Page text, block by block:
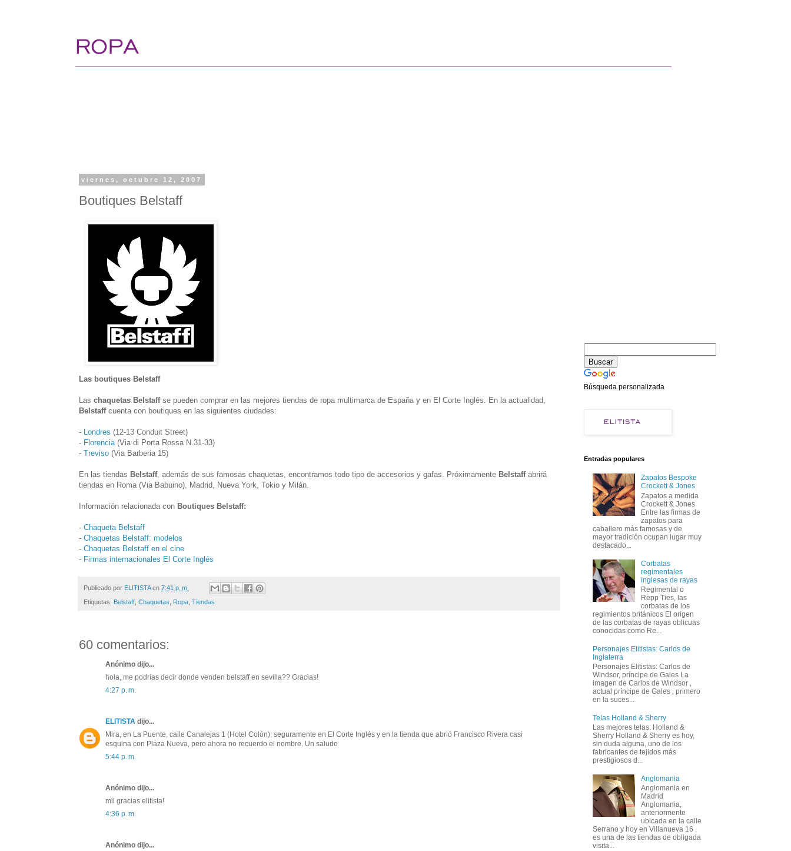
viernes, octubre 12, 2007
Boutiques Belstaff
Las boutiques Belstaff
Las chaquetas Belstaffse pueden comprar en las mejores tiendas de ropa multimarca de España y en El Corte Inglés. En la actualidad,
Belstaffcuenta con boutiques en las siguientes ciudades:
- Londres (12-13 Conduit Street)
- Florencia (Via di Porta Rossa N.31-33)
- Treviso (Via Barberia 15)
En las tiendas Belstaff, además de sus famosas chaquetas, encontramos todo tipo de accesorios y gafas. Próximamente Belstaffabrirá
tiendas en Roma (Via Babuino), Madrid, Nueva York, Tokio y Milán.
Información relacionada con Boutiques Belstaff:
- Chaqueta Belstaff
- Chaquetas Belstaff: modelos
- Chaquetas Belstaff en el cine
- Firmas internacionales El Corte Inglés
Publicado por ELITISTA en 7:41 p. m.
Etiquetas: Belstaff Chaquetas Ropa Tiendas
60 comentarios:
Anónimo dijo...
hola, me podrías decir donde venden belstaff en sevilla?? Gracias!
4:27 p. m.
ELITISTA dijo...
Mira, en La Puente, calle Canalejas 1 (Hotel Colón); seguramente en El Corte Inglés y en la tienda que abrió Francisco Rivera casi
esquina con Plaza Nueva, pero ahora no recuerdo el nombre. Un saludo
5:44 p. m.
Anónimo dijo...
mil gracias elitista!
4:36 p. m.
Anónimo dijo...
Búsqueda personalizada
Entradas populares
Zapatos Bespoke
Crockett & Jones
Zapatos a medida
Crockett & Jones
Entre las firmas de
zapatos para
caballero más famosas y de
mayor tradición ocupan lugar muy
destacado...
Corbatas
regimentales
inglesas de rayas
Regimental o
Repp Ties, las
corbatas de los
regimientos británicos El origen
de las corbatas de rayas oblicuas
conocidas como Re...
Personajes Elitistas: Carlos de
Inglaterra
Personajes Elitistas: Carlos de
Windsor, príncipe de Gales La
imagen de Carlos de Windsor ,
actual príncipe de Gales , primero
en la suces...
Telas Holland & Sherry
Las mejores telas: Holland &
Sherry Holland & Sherry es hoy,
sin duda alguna, uno de los
fabricantes de tejidos más
prestigiosos d...
Anglomania
Anglomania en
Madrid
Anglomania,
anteriormente
ubicada en la calle
Serrano y hoy en Villanueva 16 ,
es una de las tiendas de obligada
visita...